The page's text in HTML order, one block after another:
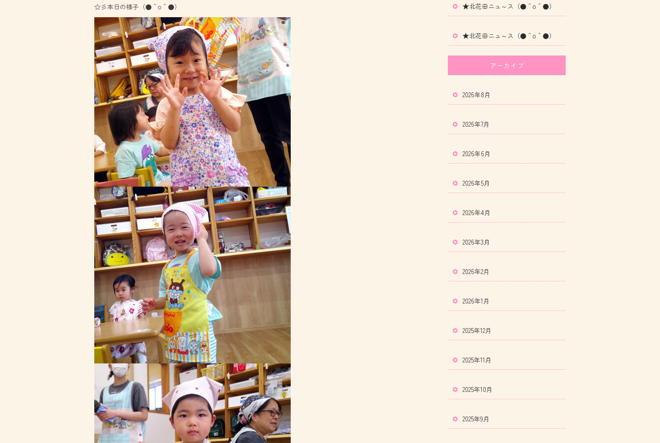
☆彡本日の様子（●＾o＾●） ★北花田ニュ～ス（●＾o＾●）
★北花田ニュ～ス（●＾o＾●）
アーカイブ
2026年8月
2026年7月
2026年6月
2026年5月
2026年4月
2026年3月
2026年2月
2026年1月
2025年12月
2025年11月
2025年10月
2025年9月